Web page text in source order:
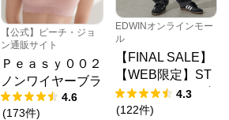
【公式】ピーチ・ジョ
ン通販サイト
Ｐｅａｓｙ００２
ノンワイヤーブラ
4.6
(173件)
EDWINオンラインモー
ル
【FINAL SALE】
【WEB限定】ST
EPMARK ルーズ
ペインターパンツ
4.3
(122件)